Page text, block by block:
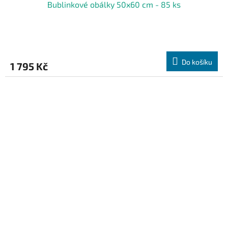
Bublinkové obálky 50x60 cm - 85 ks
1 795 Kč Do košíku